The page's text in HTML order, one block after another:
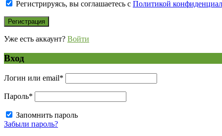
Регистрируясь, вы соглашаетесь с Политикой
Уже есть аккаунт? Войти
Вход
Логин или email*
Пароль*
Запомнить пароль
Забыли пароль?